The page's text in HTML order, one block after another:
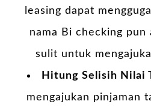
leasing dapat
nama Bi checking pun
sulit untuk
Hitung Selisih Nilai
mengajukan pinjaman